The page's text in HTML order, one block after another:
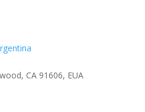
CA 91606, EUA